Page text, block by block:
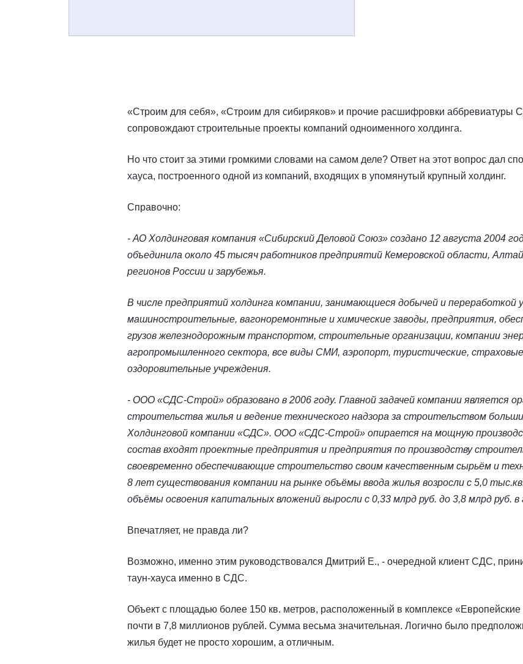
«Строим для себя», «Строим для сибиряков» и прочие расшифровки аббревиатуры
сопровождают строительные проекты компаний одноименного холдинга.
Но что стоит за этими громкими словами на самом деле? Ответ на этот вопрос дал
хауса, построенного одной из компаний, входящих в упомянутый крупный холдинг.
Справочно:
- АО Холдинговая компания «Сибирский Деловой Союз» создано 12 августа 2004
объединила около 45 тысяч работников предприятий Кемеровской области,
регионов России и зарубежья.
В числе предприятий холдинга компании, занимающиеся добычей и переработкой
машиностроительные, вагоноремонтные и химические заводы, предприятия,
грузов железнодорожным транспортом, строительные организации, компании
агропромышленного сектора, все виды СМИ, аэропорт, туристические,
оздоровительные учреждения.
- ООО «СДС-Строй» образовано в 2006 году. Главной задачей компании является
строительства жилья и ведение технического надзора за строительством
Холдинговой компании «СДС». ООО «СДС-Строй» опирается на мощную
состав входят проектные предприятия и предприятия по производству
своевременно обеспечивающие строительство своим качественным сырьём и
8 лет существования компании на рынке объёмы ввода жилья возросли с 5,0
объёмы освоения капитальных вложений выросли с 0,33 млрд руб. до 3,8 млрд руб. в
Впечатляет, не правда ли?
Возможно, именно этим руководствовался Дмитрий Е., - очередной клиент СДС,
таун-хауса именно в СДС.
Объект с площадью более 150 кв. метров, расположенный в комплексе
почти в 7,8 миллионов рублей. Сумма весьма значительная. Логично было
жилья будет не просто хорошим, а отличным.